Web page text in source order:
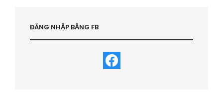
ĐĂNG NHẬP BẰNG FB